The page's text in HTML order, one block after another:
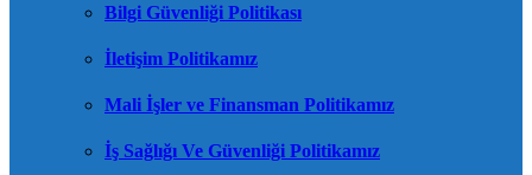
Bilgi Güvenliği Politikası
İletişim Politikamız
Mali İşler ve Finansman Politikamız
İş Sağlığı Ve Güvenliği Politikamız